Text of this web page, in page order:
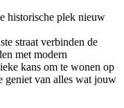
historische plek nieuw
straat verbinden de
met modern
kans om te wonen op
geniet van alles wat jouw